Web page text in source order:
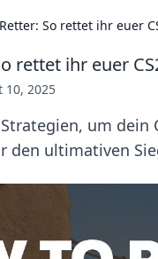
So rettet ihr euer
rettet ihr euer
10, 2025
um dein
den ultimativen